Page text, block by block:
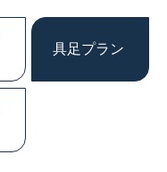
具足プラン